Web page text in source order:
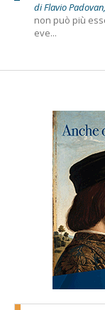
di Flavio
non può più
eve...